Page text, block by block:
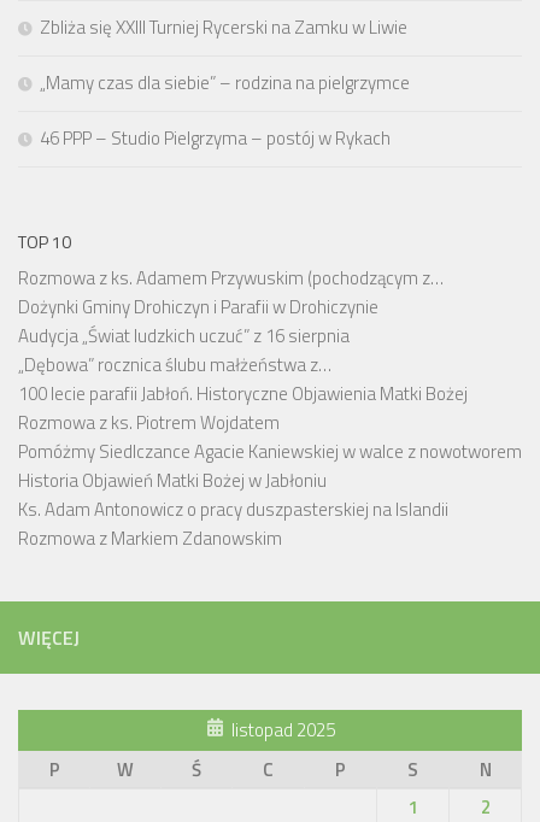
Zbliża się XXIII Turniej Rycerski na Zamku w Liwie
„Mamy czas dla siebie” – rodzina na pielgrzymce
46 PPP – Studio Pielgrzyma – postój w Rykach
TOP 10
Rozmowa z ks. Adamem Przywuskim (pochodzącym z…
Dożynki Gminy Drohiczyn i Parafii w Drohiczynie
Audycja „Świat ludzkich uczuć” z 16 sierpnia
„Dębowa” rocznica ślubu małżeństwa z…
100 lecie parafii Jabłoń. Historyczne Objawienia Matki Bożej
Rozmowa z ks. Piotrem Wojdatem
Pomóżmy Siedlczance Agacie Kaniewskiej w walce z nowotworem
Historia Objawień Matki Bożej w Jabłoniu
Ks. Adam Antonowicz o pracy duszpasterskiej na Islandii
Rozmowa z Markiem Zdanowskim
WIĘCEJ
listopad 2025
P
W Ś C P S
N
1
2